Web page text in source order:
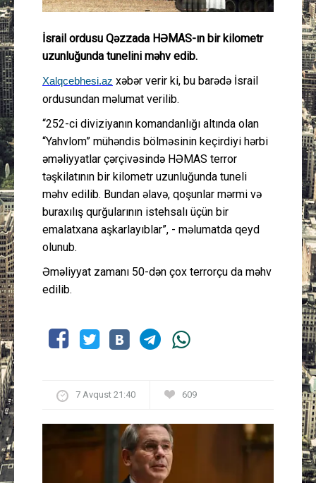
Gündəm
Peşə etikası
Əlaqə
İsrail ordusu Qəzzada HƏMAS-ın bir kilometr
uzunluğunda tunelini məhv edib.
Xalqcebhesi.az xəbər verir ki, bu barədə İsrail
ordusundan məlumat verilib.
“252-ci diviziyanın komandanlığı altında olan
“Yahvlom” mühəndis bölməsinin keçirdiyi hərbi
əməliyyatlar çərçivəsində HƏMAS terror
təşkilatının bir kilometr uzunluğunda tuneli
məhv edilib. Bundan əlavə, qoşunlar mərmi və
buraxılış qurğularının istehsalı üçün bir
emalatxana aşkarlayıblar”, - məlumatda qeyd
olunub.
Əməliyyat zamanı 50-dən çox terrorçu da məhv
edilib.
7 Avqust 21:40 609